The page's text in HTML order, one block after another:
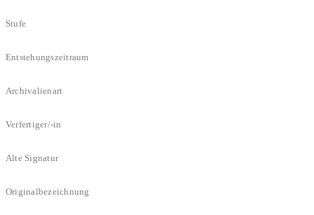
Stufe
Entstehungszeitraum
Archivalienart
Verfertiger/-in
Alte Signatur
Originalbezeichnung